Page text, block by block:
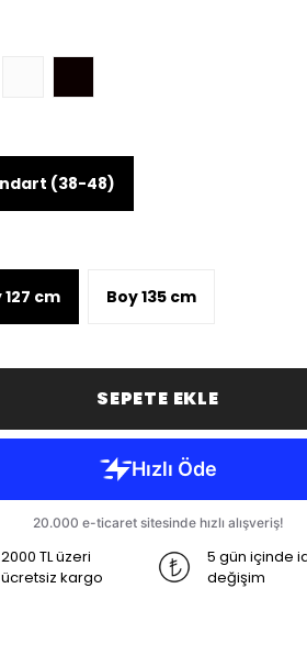
(38-48)
127 cm Boy 135 cm
SEPETE EKLE
2000 TL üzeri
ücretsiz kargo
5 gün içinde
değişim